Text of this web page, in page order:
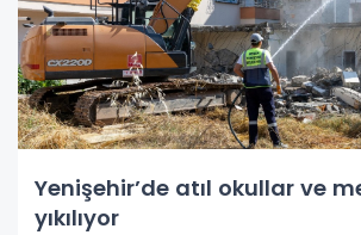
Yenişehir’de atıl okullar ve
yıkılıyor